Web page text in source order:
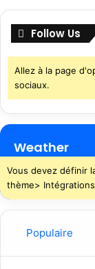
Follow Us
Allez à la page
sociaux.
Weather
Vous devez définir
thème>
Populaire